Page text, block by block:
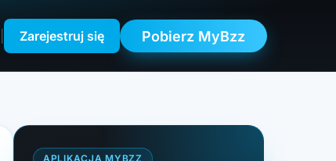
Zarejestruj się Pobierz MyBzz
APLIKACJA MYBZZ